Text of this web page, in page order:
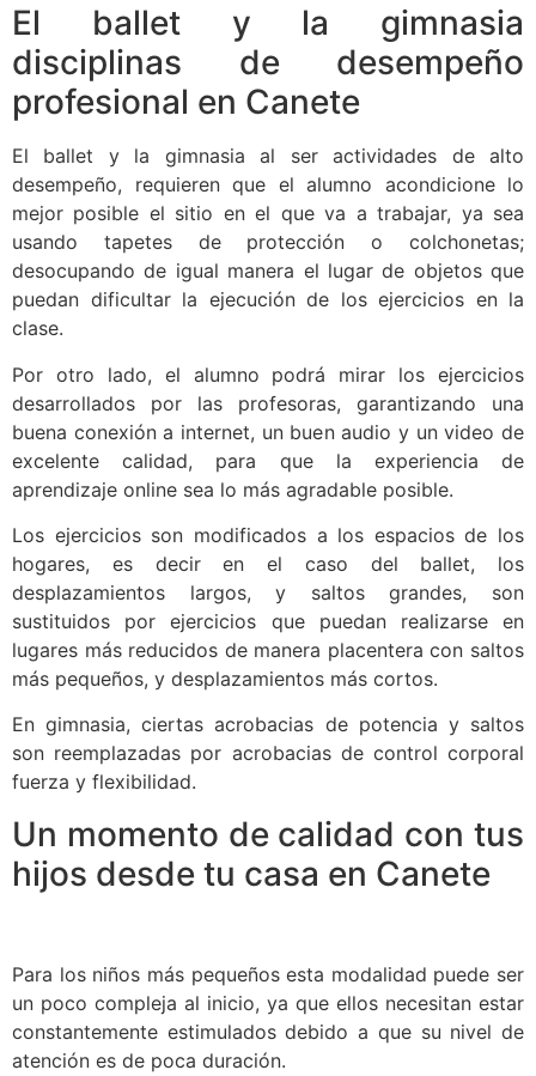
El ballet y la gimnasia
disciplinas de desempeño
profesional en Canete
El ballet y la gimnasia al ser actividades de alto
desempeño, requieren que el alumno acondicione lo
mejor posible el sitio en el que va a trabajar, ya sea
usando tapetes de protección o colchonetas;
desocupando de igual manera el lugar de objetos que
puedan dificultar la ejecución de los ejercicios en la
clase.
Por otro lado, el alumno podrá mirar los ejercicios
desarrollados por las profesoras, garantizando una
buena conexión a internet, un buen audio y un video de
excelente calidad, para que la experiencia de
aprendizaje online sea lo más agradable posible.
Los ejercicios son modificados a los espacios de los
hogares, es decir en el caso del ballet, los
desplazamientos largos, y saltos grandes, son
sustituidos por ejercicios que puedan realizarse en
lugares más reducidos de manera placentera con saltos
más pequeños, y desplazamientos más cortos.
En gimnasia, ciertas acrobacias de potencia y saltos
son reemplazadas por acrobacias de control corporal
fuerza y flexibilidad.
Un momento de calidad con tus
hijos desde tu casa en Canete
Para los niños más pequeños esta modalidad puede ser
un poco compleja al inicio, ya que ellos necesitan estar
constantemente estimulados debido a que su nivel de
atención es de poca duración.